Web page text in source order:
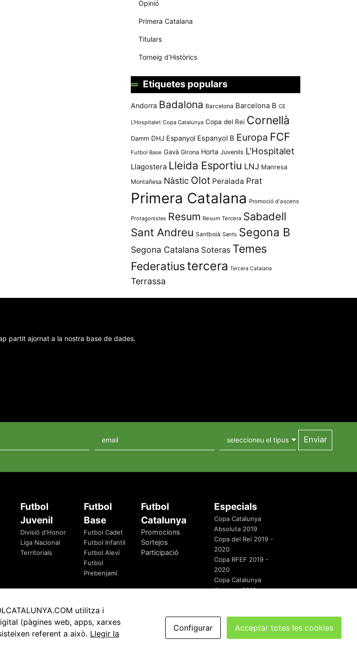
Opinió
Primera Catalana
Titulars
Torneig d’Històrics
Etiquetes populars
Andorra Badalona Barcelona Barcelona B CE
L'Hospitalet Copa Catalunya Copa del Rei Cornellà
Damm DHJ Espanyol Espanyol B Europa FCF
Futbol Base Gavà Girona Horta Juvenils L'Hospitalet
Llagostera Lleida Esportiu LNJ Manresa
Montañesa Nàstic Olot Peralada Prat
Primera Catalana Promoció d'ascens
Protagonistes Resum Resum Tercera Sabadell
Sant Andreu Santboià Sants Segona B
Segona Catalana Soteras Temes
Federatiustercera Tercera Catalana
Terrassa
partit ajornat a la nostra base de dades.
Futbol
Juvenil
Divisió d'Honor
Liga Nacional
Territorials
Futbol
Base
Futbol Cadet
Futbol Infantil
Futbol Aleví
Futbol
Prebenjamí
Futbol
Catalunya
Promocions
Sortejos
Participació
Especials
Copa Catalunya
Absoluta 2019
Copa del Rei 2019 -
2020
Copa RFEF 2019 -
2020
Copa Catalunya
Amateur 2019
de Privacitat Política de Cookies redaccio@futbolcatalunya.com
utilitza i
(pàgines web, apps, xarxes
referent a això. Llegir la
Configurar Acceptar totes les cookies